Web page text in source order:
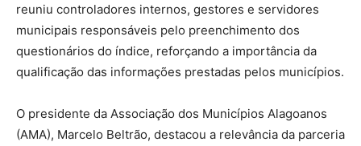
reuniu controladores internos, gestores e servidores
municipais responsáveis pelo preenchimento dos
questionários do índice, reforçando a importância da
qualificação das informações prestadas pelos municípios.
O presidente da Associação dos Municípios Alagoanos
(AMA), Marcelo Beltrão, destacou a relevância da parceria